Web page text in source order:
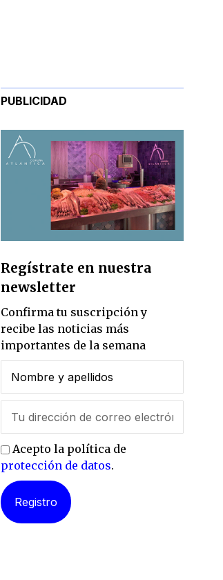
PUBLICIDAD
Regístrate en nuestra
newsletter
Confirma tu suscripción y
recibe las noticias más
importantes de la semana
Acepto la política de
protección de datos.